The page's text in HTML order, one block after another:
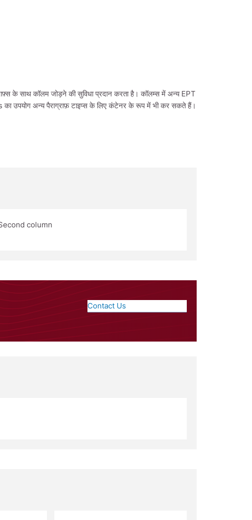
साथ कॉलम जोड़ने की सुविधा प्रदान करता है। कॉलम्स में अन्य EPT
उपयोग अन्य पैराग्राफ़ टाइप्स के लिए कंटेनर के रूप में भी कर सकते हैं।
column
Contact Us